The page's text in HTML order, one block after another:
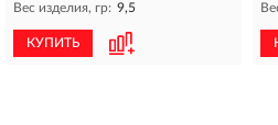
Вес изделия, гр: 9,5
КУПИТЬ